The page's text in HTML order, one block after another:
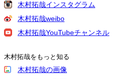
木村拓哉インスタグラム
木村拓哉weibo
木村拓哉YouTubeチャンネル
木村拓哉をもっと知る
木村拓哉の画像